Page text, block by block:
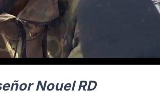
Nouel RD